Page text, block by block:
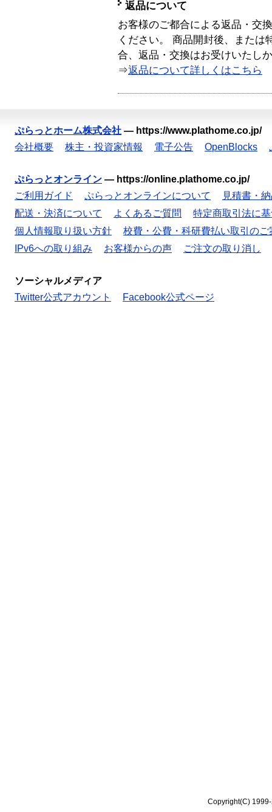
返品について
お客様のご都合による返品・交
ください。 商品開封後、または
合、返品・交換はお受けいたし
⇒返品について詳しくはこちら
ぷらっとホーム株式会社 — https://www.plathome.co.jp/
会社概要
株主・投資家情報 電子公告 OpenBlocks
ぷらっとオンライン — https://online.plathome.co.jp/
ご利用ガイド
ぷらっとオンラインについて
見積書・
配送・決済について
よくあるご質問
特定商取引法に
個人情報取り扱い方針
校費・公費・科研費払い取引のご
IPv6への取り組み
お客様からの声 ご注文の取り消し
ソーシャルメディア
Twitter公式アカウント
Facebook公式ページ
Copyright(C)